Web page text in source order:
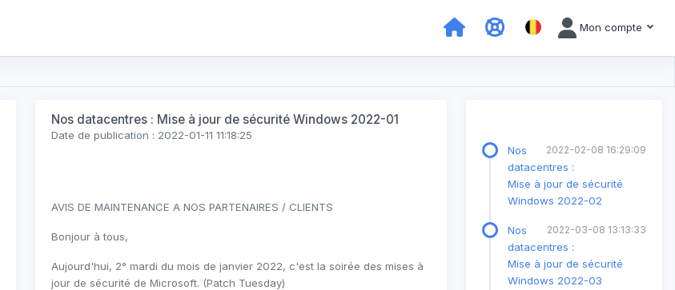
Mon compte
Nos datacentres : Mise à jour de sécurité Windows 2022-01
Date de publication : 2022-01-11 11:18:25
AVIS DE MAINTENANCE A NOS PARTENAIRES / CLIENTS
Bonjour à tous,
Aujourd'hui, 2° mardi du mois de janvier 2022, c'est la soirée des mises à
jour de sécurité de Microsoft. (Patch Tuesday)
2022-02-08 16:29:09
Nos
datacentres :
Mise à jour de sécurité
Windows 2022-02
2022-03-08 13:13:33
Nos
datacentres :
Mise à jour de sécurité
Windows 2022-03